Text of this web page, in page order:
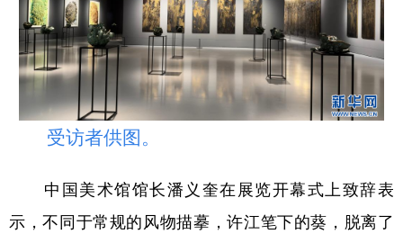
受访者供图。
中国美术馆馆长潘义奎在展览开幕式上致辞表
示，不同于常规的风物描摹，许江笔下的葵，脱离了